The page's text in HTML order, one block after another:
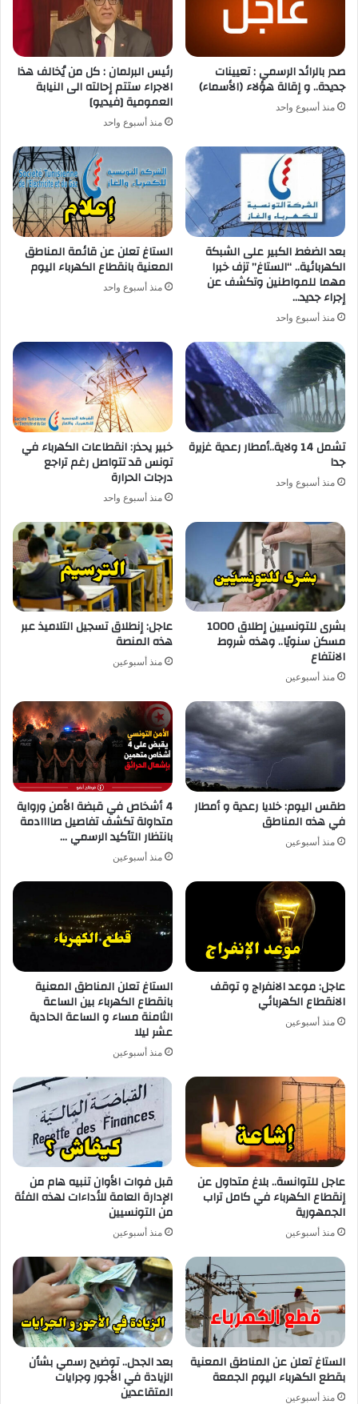
صدر بالرائد الرسمي : تعيينات
جديدة.. و إقالة هؤلاء (الأسماء)
منذ أسبوع واحد
رئيس البرلمان : كل من يُخالف هذا
الاجراء ستتم إحالته الى النيابة
العمومية [فيديو]
منذ أسبوع واحد
بعد الضغط الكبير على الشبكة
الكهربائية.. “الستاغ” تزف خبرا
مهما للمواطنين وتكشف عن
إجراء جديد…
منذ أسبوع واحد
الستاغ تعلن عن قائمة المناطق
المعنية بانقطاع الكهرباء اليوم
منذ أسبوع واحد
تشمل 14 ولاية..أمطار رعدية غزيرة
جدا
منذ أسبوع واحد
خبير يحذر: انقطاعات الكهرباء في
تونس قد تتواصل رغم تراجع
درجات الحرارة
منذ أسبوع واحد
بشرى للتونسيين إطلاق 1000
مسكن سنويًا.. وهذه شروط
الانتفاع
منذ أسبوعين
عاجل: إنطلاق تسجيل التلاميذ عبر
هذه المنصة
منذ أسبوعين
طقس اليوم: خلايا رعدية و أمطار
في هذه المناطق
منذ أسبوعين
4 أشخاص في قبضة الأمن ورواية
متداولة تكشف تفاصيل صاااادمة
بانتظار التأكيد الرسمي …
منذ أسبوعين
عاجل: موعد الانفراج و توقف
الانقطاع الكهربائي
منذ أسبوعين
الستاغ تعلن المناطق المعنية
بانقطاع الكهرباء بين الساعة
الثامنة مساء و الساعة الحادية
عشر ليلا
منذ أسبوعين
عاجل للتوانسة.. بلاغ متداول عن
إنقطاع الكهرباء في كامل تراب
الجمهورية
منذ أسبوعين
قبل فوات الأوان تنبيه هام من
الإدارة العامة للأداءات لهذه الفئة
من التونسيين
منذ أسبوعين
الستاغ تعلن عن المناطق المعنية
بقطع الكهرباء اليوم الجمعة
منذ أسبوعين
بعد الجدل.. توضيح رسمي بشأن
الزيادة في الأجور وجرايات
المتقاعدين